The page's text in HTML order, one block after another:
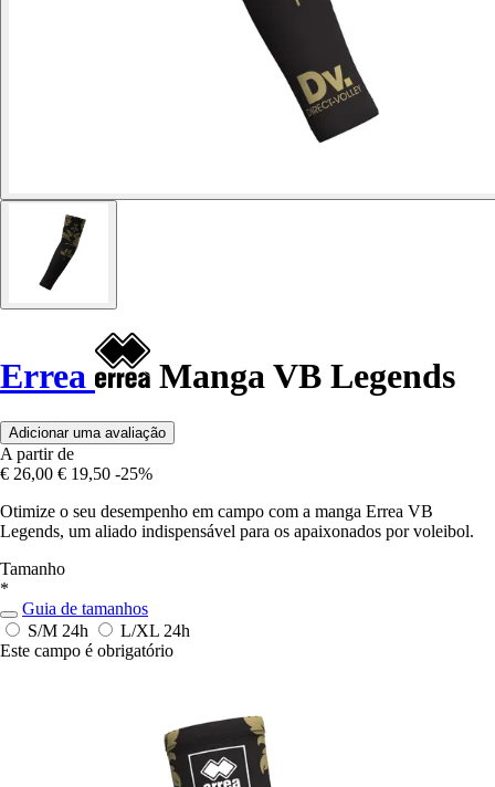
Errea Manga VB Legends
Adicionar uma avaliação
A partir de
€ 26,00 € 19,50 -25%
Otimize o seu desempenho em campo com a manga Errea VB
Legends, um aliado indispensável para os apaixonados por voleibol.
Tamanho
*
Guia de tamanhos
S/M 24h L/XL 24h
Este campo é obrigatório